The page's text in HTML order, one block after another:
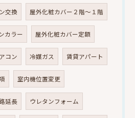
交換 屋外化粧カバー２階～１階
カラー 屋外化粧カバー定額
コン 冷媒ガス 賃貸アパート
室内機位置変更
延長 ウレタンフォーム